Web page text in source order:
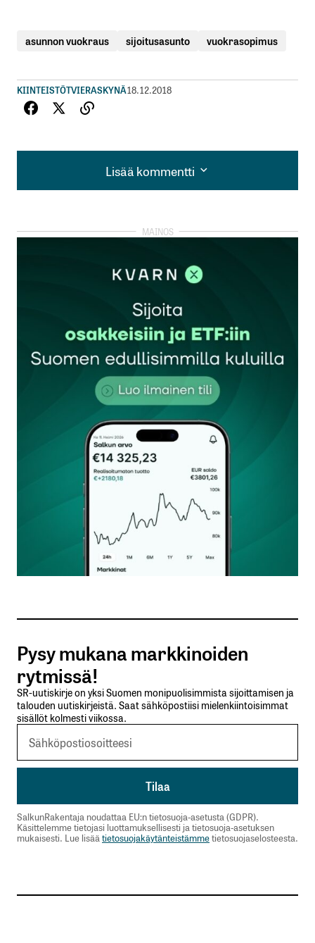
asunnon vuokraus sijoitusasunto vuokrasopimus
KIINTEISTÖTVIERASKYNÄ18.12.2018
Lisää kommentti
Lisää kommentti
kirjautua
rekisteröityä
Sähköpostiosoitettasi ei julkaista.Pakolliset
kentät on merkitty*
Kommentti*
Nimesi tai nimimerkkisi
Sähköpostiosoitteesi
Tilaa SalkunRakentajan uutiskirje
Lähetä kommentti
Pysy mukana markkinoiden
rytmissä!
SR-uutiskirje on yksi Suomen monipuolisimmista sijoittamisen ja
talouden uutiskirjeistä. Saat sähköpostiisi mielenkiintoisimmat
sisällöt kolmesti viikossa.
SalkunRakentaja noudattaa EU:n tietosuoja-asetusta (GDPR).
Käsittelemme tietojasi luottamuksellisesti ja tietosuoja-asetuksen
mukaisesti. Lue lisää tietosuojakäytänteistämmetietosuojaselosteesta.